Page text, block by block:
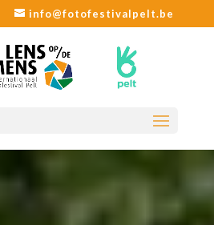
info@fotofestivalpelt.be